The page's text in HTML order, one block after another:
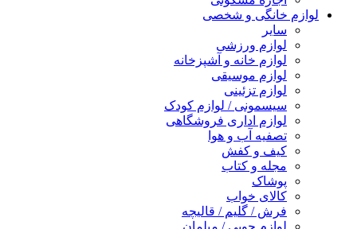
لوازم خانگی و شخصی
سایر
لوازم ورزشی
لوازم خانه و آشپزخانه
لوازم موسیقی
لوازم تزئینی
سیسمونی / لوازم کودک
لوازم اداری فروشگاهی
تصفیه آب و هوا
کیف و کفش
مجله و کتاب
پوشاک
کالای خواب
فرش / گلیم / قالیچه